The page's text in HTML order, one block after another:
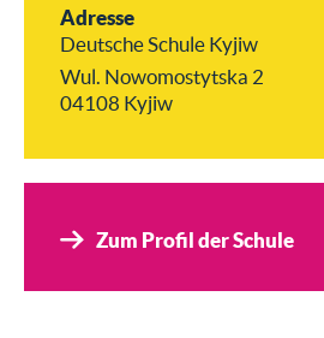
Adresse
Deutsche Schule Kyjiw
Wul. Nowomostytska 2
04108 Kyjiw
Zum Profil der Schule